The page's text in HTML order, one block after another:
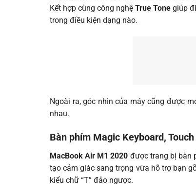
Kết hợp cùng công nghệTrue Tonegiúp
trong điều kiện dạng nào.
Ngoài ra, góc nhìn của máy cũng được
nhau.
Bàn phím Magic Keyboard,
MacBook Air M1 2020 được trang bị bàn
tạo cảm giác sang trọng vừa hỗ trợ bạn
kiểu chữ “T” đảo ngược.